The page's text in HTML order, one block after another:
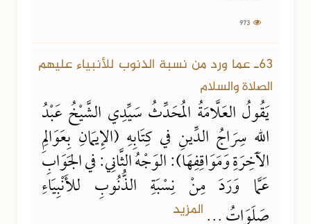
63ـ عما ورد من نسبة الذنوب للأنبياء عليهم
الصلاة والسلام
يَقُولُ العَلَّامَةُ المُحَدِّثُ سَيِّدِي الشَّيْخُ عَبْدُ
اللهِ سِرَاجُ الدِّينِ في كِتَابِهِ (الإِيمَانِ بِعَوَالِمِ
الآخِرَةِ وَمَوَاقِفِهَا): الوَجْهُ الثَّانِي: في الجَوَابِ
عَمَّا وَرَدَ مِنْ نِسْبَةِ الذُّنُوبِ للأَنْبِيَاءِ
المزيد